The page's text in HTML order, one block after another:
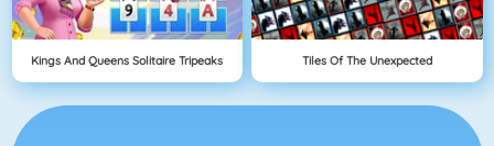
Kings And Queens Solitaire Tripeaks Tiles Of The Unexpected